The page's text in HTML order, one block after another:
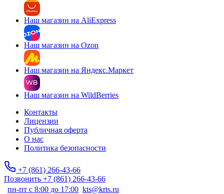
Наш магазин на AliExpress
Наш магазин на Ozon
Наш магазин на Яндекс.Маркет
Наш магазин на WildBerries
Контакты
Лицензии
Публичная оферта
О нас
Политика безопасности
+7 (861) 266-43-66
Позвонить +7 (861) 266-43-66
пн-пт с 8:00 до 17:00 kts@krts.ru